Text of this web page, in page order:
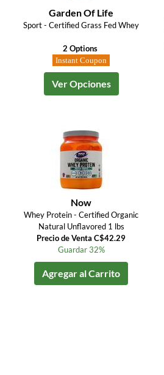
Garden Of Life
Sport - Certified Grass Fed Whey
2 Options
Instant Coupon
Ver Opciones
Now
Whey Protein - Certified Organic
Natural Unflavored 1 lbs
Precio de Venta C$42.29
Guardar 32%
Agregar al Carrito